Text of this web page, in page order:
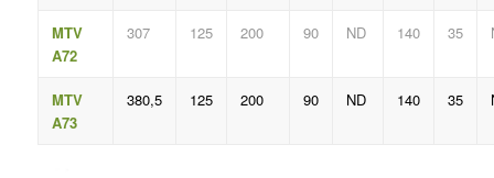
MTV
A72
307 125 200 90 ND 140 35
MTV
A73
380,5 125 200 90 ND 140 35